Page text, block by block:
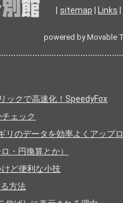
sitemap Links
powered by
ックで高速化！SpeedyFox
ェック
リのデータを効率よくアップ
・円換算とか）
ど便利な小技
方法